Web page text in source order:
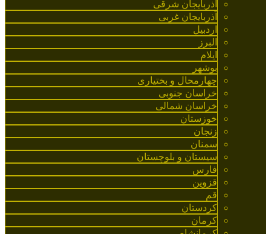
آذربایجان شرقی
آذربایجان غربی
اردبیل
البرز
ایلام
بوشهر
چهارمحال و بختیاری
خراسان جنوبی
خراسان شمالی
خوزستان
زنجان
سمنان
سیستان و بلوچستان
فارس
قزوین
قم
کردستان
کرمان